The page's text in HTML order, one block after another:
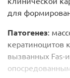
для
Патогенез:
кератиноцитов
вызванных